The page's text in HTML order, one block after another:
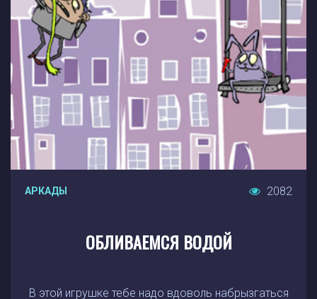
АРКАДЫ 2082
ОБЛИВАЕМСЯ ВОДОЙ
В этой игрушке тебе надо вдоволь набрызгаться